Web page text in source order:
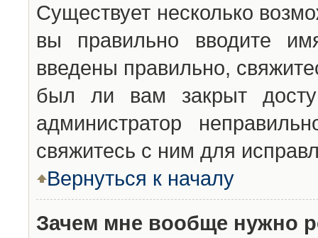
Существует несколько
вы правильно вводите
введены правильно,
был ли вам закрыт
администратор
свяжитесь с ним для
Вернуться к началу
Зачем мне вообще нужно